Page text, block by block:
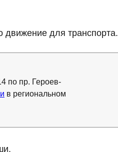
движение для транспорта.
по пр. Героев-
в региональном